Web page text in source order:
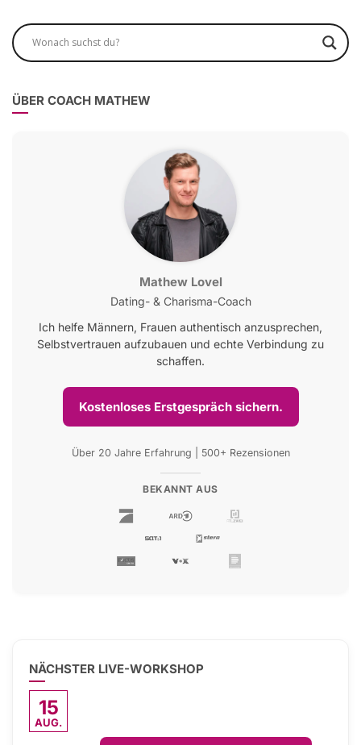
ÜBER COACH MATHEW
Mathew Lovel
Dating- & Charisma-Coach
Ich helfe Männern, Frauen authentisch anzusprechen,
Selbstvertrauen aufzubauen und echte Verbindung zu
schaffen.
Kostenloses Erstgespräch sichern.
Über 20 Jahre Erfahrung | 500+ Rezensionen
BEKANNT AUS
NÄCHSTER LIVE-WORKSHOP
15
AUG.